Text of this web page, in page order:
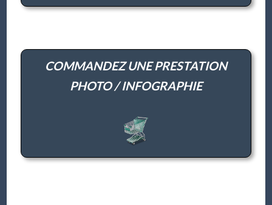
COMMANDEZ UNE PRESTATION
PHOTO / INFOGRAPHIE